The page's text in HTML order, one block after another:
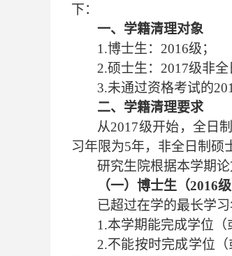
下：
一、学籍清理对象
1.博士生：2016级；
2.硕士生：2017级非
3.未通过资格考试的
二、学籍清理要求
从2017级开始，全日
习年限为5年，非全日制硕
研究生院根据本学期
（一）博士生（2016级
已超过在学的最长学
1.本学期能完成学位（
2.不能按时完成学位